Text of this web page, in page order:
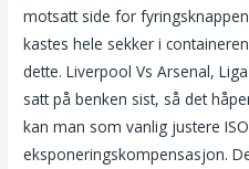
motsatt side for
kastes hele sekker i
dette. Liverpool Vs Arsenal,
satt på benken sist, så det
kan man som vanlig justere
eksponeringskompensasjon.